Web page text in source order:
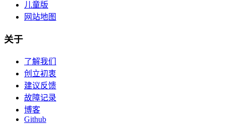
儿童版
网站地图
关于
了解我们
创立初衷
建议反馈
故障记录
博客
Github